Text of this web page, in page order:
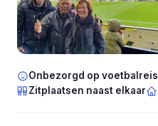
Onbezorgd op voetbalreis
Zitplaatsen naast elkaar